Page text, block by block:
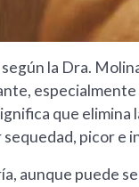
la Dra.
especialmente
que
picor e
aunque puede